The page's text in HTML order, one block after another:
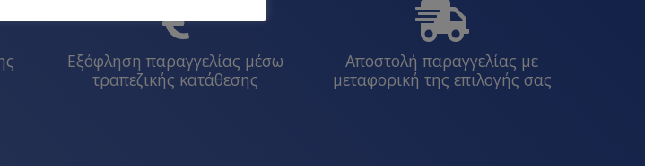
Εξόφληση παραγγελίας μέσω
τραπεζικής κατάθεσης
Αποστολή παραγγελίας με
μεταφορική της επιλογής σας